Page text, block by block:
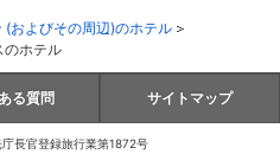
(およびその周辺)のホテル
のホテル
る質問 サイトマップ
長官登録旅行業第1872号